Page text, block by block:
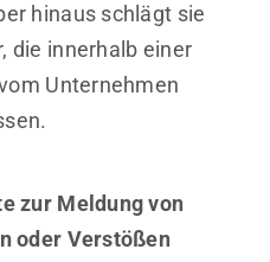
hinaus schlägt sie
die innerhalb einer
Unternehmen
zur Meldung von
oder Verstößen